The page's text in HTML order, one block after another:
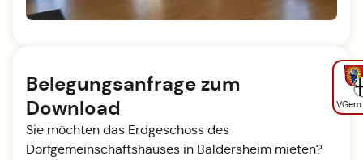
Belegungsanfrage zum
Download
Sie möchten das Erdgeschoss des
Dorfgemeinschaftshauses in Baldersheim mieten?